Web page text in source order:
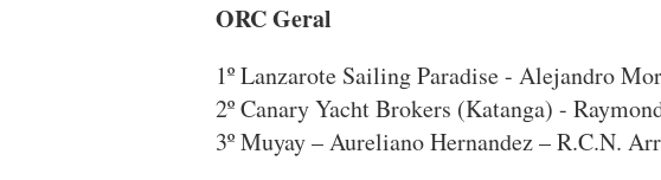
ORC Geral
1º Lanzarote Sailing Paradise - Alejandro
2º Canary Yacht Brokers (Katanga) -
3º Muyay – Aureliano Hernandez – R.C.N.